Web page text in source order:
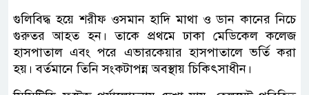
গুলিবিদ্ধ হয়ে শরীফ ওসমান হাদি মাথা ও ডান কানের নিচে
গুরুতর আহত হন। তাকে প্রথমে ঢাকা মেডিকেল কলেজ
হাসপাতাল এবং পরে এভারকেয়ার হাসপাতালে ভর্তি করা
হয়। বর্তমানে তিনি সংকটাপন্ন অবস্থায় চিকিৎসাধীন।